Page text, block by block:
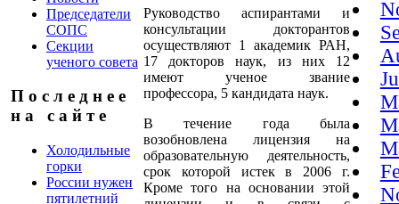
Председатели
СОПС
Секции
ученого совета
П о с л е д н е е
н а с а й т е
Холодильные
горки
России нужен
пятилетний
Руководство аспирантами и
консультации докторантов
осуществляют 1 академик РАН,
17 докторов наук, из них 12
имеют ученое звание
профессора, 5 кандидата наук.
В течение года была
возобновлена лицензия на
образовательную деятельность,
срок которой истек в 2006 г.
Кроме того на основании этой